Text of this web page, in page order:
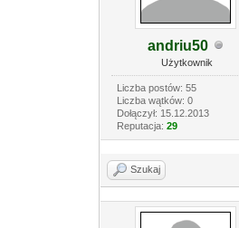
andriu50
Użytkownik
Liczba postów: 55
Liczba wątków: 0
Dołączył: 15.12.2013
Reputacja: 29
Szukaj